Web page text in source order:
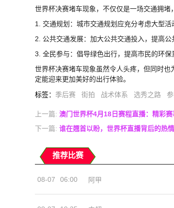
世界杯决赛堵车现象，不仅仅是一场交通拥堵
1. 交通规划：城市交通规划应充分考虑大型活
2. 公共交通发展：加大公共交通投入，提高公
3. 全民参与：倡导绿色出行，提高市民的环保
世界杯决赛堵车现象虽然令人头疼，但同时
定能迎来更加美好的出行体验。
标签： 季后赛 街拍 战术体系 选秀之路
上一篇: 澳门世界杯4月18日赛程直播：精彩赛
下一篇: 谁在翘首以盼，世界杯直播背后的热
推荐比赛
08-07 06:00 阿甲